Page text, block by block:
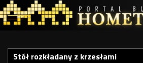
Stół rozkładany z krzesłami